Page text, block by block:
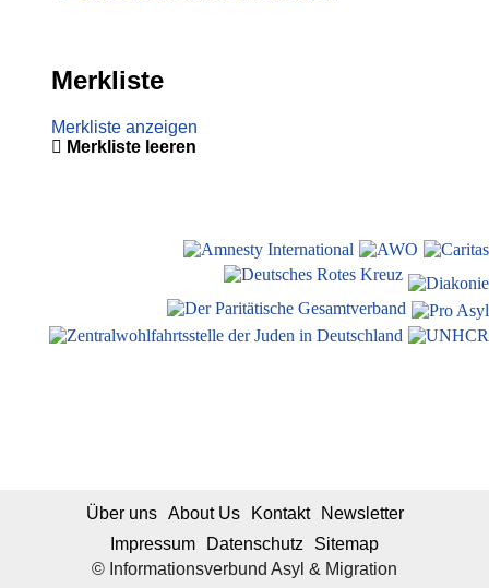
Merkliste
Merkliste anzeigen
Merkliste leeren
© Informationsverbund Asyl & Migration
Über uns About Us Kontakt
Newsletter
Impressum
Datenschutz Sitemap